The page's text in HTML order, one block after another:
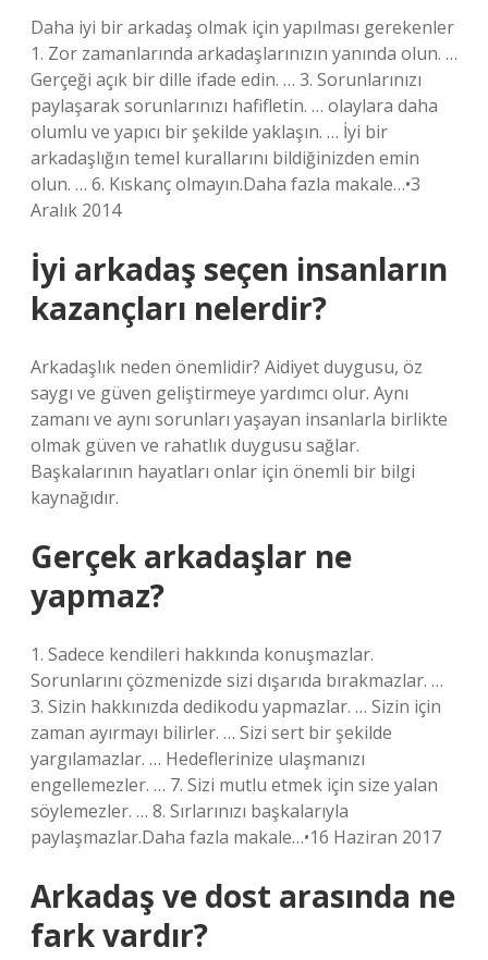
Daha iyi bir arkadaş olmak için yapılması gerekenler
1. Zor zamanlarında arkadaşlarınızın yanında olun. …
Gerçeği açık bir dille ifade edin. … 3. Sorunlarınızı
paylaşarak sorunlarınızı hafifletin. … olaylara daha
olumlu ve yapıcı bir şekilde yaklaşın. … İyi bir
arkadaşlığın temel kurallarını bildiğinizden emin
olun. … 6. Kıskanç olmayın.Daha fazla makale…•3
Aralık 2014
İyi arkadaş seçen insanların
kazançları nelerdir?
Arkadaşlık neden önemlidir? Aidiyet duygusu, öz
saygı ve güven geliştirmeye yardımcı olur. Aynı
zamanı ve aynı sorunları yaşayan insanlarla birlikte
olmak güven ve rahatlık duygusu sağlar.
Başkalarının hayatları onlar için önemli bir bilgi
kaynağıdır.
Gerçek arkadaşlar ne
yapmaz?
1. Sadece kendileri hakkında konuşmazlar.
Sorunlarını çözmenizde sizi dışarıda bırakmazlar. …
3. Sizin hakkınızda dedikodu yapmazlar. … Sizin için
zaman ayırmayı bilirler. … Sizi sert bir şekilde
yargılamazlar. … Hedeflerinize ulaşmanızı
engellemezler. … 7. Sizi mutlu etmek için size yalan
söylemezler. … 8. Sırlarınızı başkalarıyla
paylaşmazlar.Daha fazla makale…•16 Haziran 2017
Arkadaş ve dost arasında ne
fark vardır?